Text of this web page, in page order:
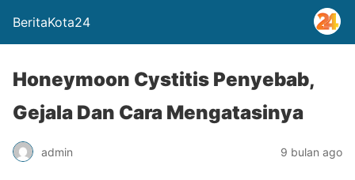
BeritaKota24
Honeymoon Cystitis Penyebab,
Gejala Dan Cara Mengatasinya
admin 9 bulan ago